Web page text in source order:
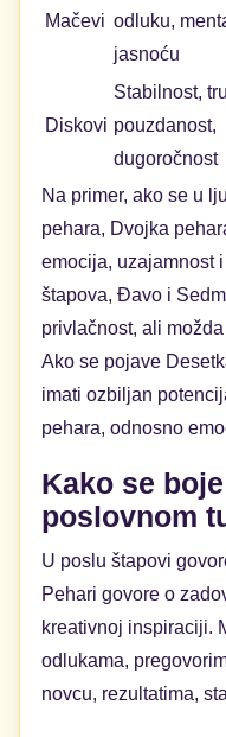
Mačevi odluku,
jasnoću
Diskovi
Stabilnost,
pouzdanost,
dugoročnost
Na primer, ako se u
pehara, Dvojka
emocija, uzajamnost
štapova, Đavo i
privlačnost, ali
Ako se pojave
imati ozbiljan
pehara, odnosno
Kako se
poslovnom
U poslu štapovi
Pehari govore o
kreativnoj inspiraciji.
odlukama,
novcu, rezultatima,